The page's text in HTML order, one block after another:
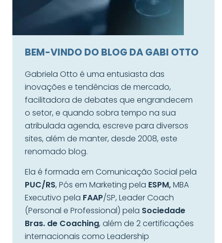
BEM-VINDO DO BLOG DA GABI OTTO
Gabriela Otto é uma entusiasta das
inovações e tendências de mercado,
facilitadora de debates que engrandecem
o setor, e quando sobra tempo na sua
atribulada agenda, escreve para diversos
sites, além de manter, desde 2008, este
renomado blog.
Ela é formada em Comunicação Social pela
PUC/RS, Pós em Marketing pela ESPM,MBA
Executivo pela FAAP/SP, Leader Coach
(Personal e Professional) pela Sociedade
Bras. de Coaching, além de 2 certificações
internacionais como Leadership